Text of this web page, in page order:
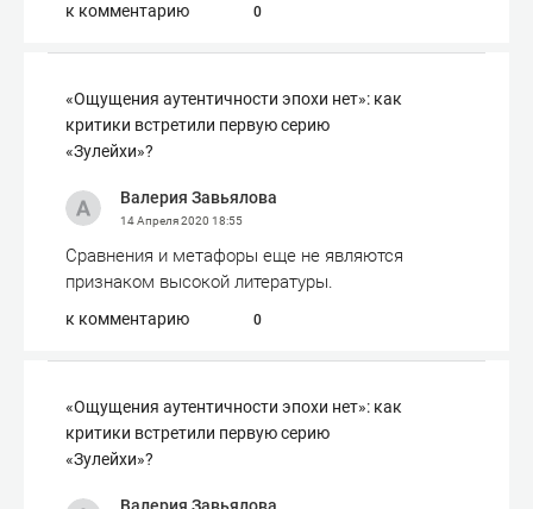
к комментарию 0
«Ощущения аутентичности эпохи нет»: как
критики встретили первую серию
«Зулейхи»?
Валерия Завьялова
14 Апреля 2020 18:55
Сравнения и метафоры еще не являются
признаком высокой литературы.
к комментарию 0
«Ощущения аутентичности эпохи нет»: как
критики встретили первую серию
«Зулейхи»?